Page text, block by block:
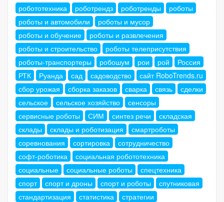
робототехника
роботрендз роботренды
роботы
роботы и автомобили
роботы и мусор
роботы и обучение
роботы и развлечения
роботы и строительство
роботы телеприсутствия
роботы-транспортеры
робошум рои рой
Россия
РТК
Руанда сад садоводство
сайт RoboTrends.ru
сбор урожая
сборка заказов сварка связь
сделки
сельское
сельское хозяйство
сенсоры
сервисные роботы
СИМ синтез речи
складская
склады
склады и роботизация
смартроботы
соревнования
сортировка
сотрудничество
софт-роботика
социальная робототехника
социальные
социальные роботы
спецтехника
спорт
спорт и дроны спорт и роботы
спутниковая
стандартизация
статистика
стратегии